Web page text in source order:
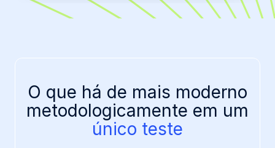
O que há de mais moderno
metodologicamente em um
único teste